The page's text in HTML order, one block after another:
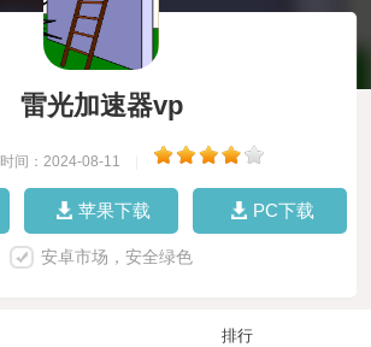
雷光加速器vp
时间：2024-08-11
苹果下载 PC下载
安卓市场，安全绿色
排行